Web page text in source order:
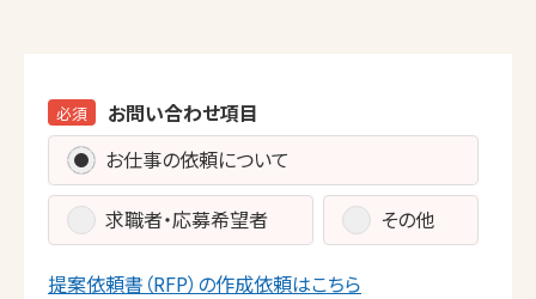
お問い合わせ項目
必須
お仕事の依頼について
求職者・応募希望者 その他
提案依頼書（RFP）の作成依頼はこちら